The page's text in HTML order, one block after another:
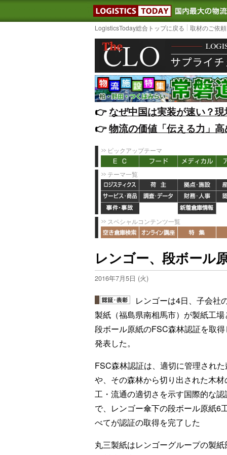
LOGISTICS
LogisticsToday総合トップに戻る 取材のご依
👉️なぜ中国は実装が速い？
👉️物流の価値「伝える力」
ピックアップテーマ
テーマ一覧
スペシャルコンテンツ一覧
レンゴー、段ボール
2016年7月5日 (火)
レンゴーは4日、子会社
製紙（福島県南相馬市）が製紙工場
段ボール原紙のFSC森林認証を取得
発表した。
FSC森林認証は、適切に管理され
や、その森林から切り出された木材
工・流通の適切さを示す国際的な認
で、レンゴー傘下の段ボール原紙6
べてが認証の取得を完了した
丸三製紙はレンゴーグループの製